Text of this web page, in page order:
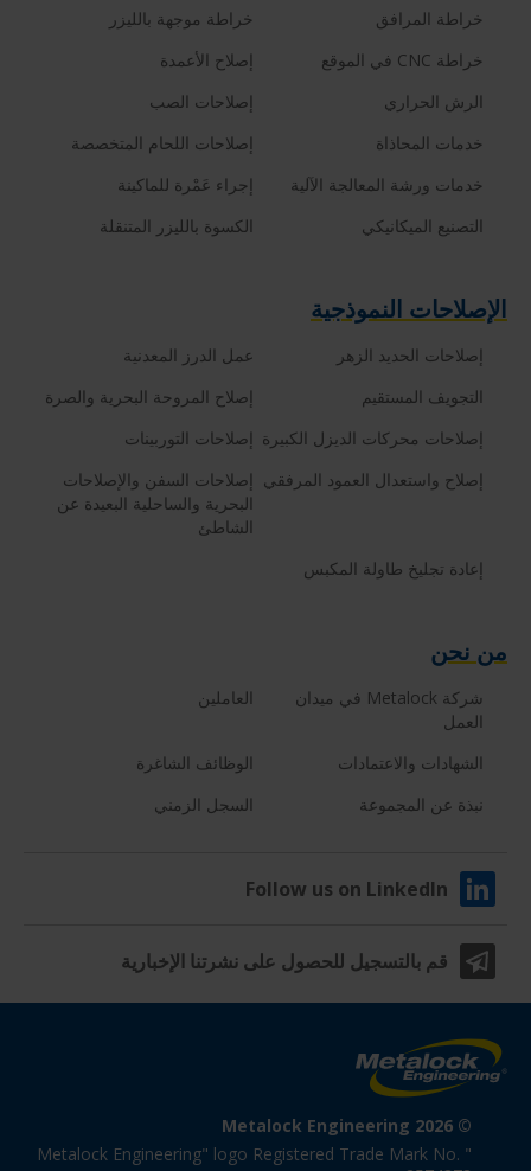
خراطة المرافق
خراطة موجهة بالليزر
خراطة CNC في الموقع
إصلاح الأعمدة
الرش الحراري
إصلاحات الصب
خدمات المحاذاة
إصلاحات اللحام المتخصصة
خدمات ورشة المعالجة الآلية
إجراء عَمْرة للماكينة
التصنيع الميكانيكي
الكسوة بالليزر المتنقلة
الإصلاحات النموذجية
إصلاحات الحديد الزهر
عمل الدرز المعدنية
التجويف المستقيم
إصلاح المروحة البحرية والصرة
إصلاحات محركات الديزل الكبيرة إصلاحات التوربينات
إصلاح واستعدال العمود المرفقي إصلاحات السفن والإصلاحات
البحرية والساحلية البعيدة عن
الشاطئ
إعادة تجليخ طاولة المكبس
من نحن
شركة Metalock في ميدان
العمل
العاملين
الشهادات والاعتمادات
الوظائف الشاغرة
نبذة عن المجموعة
السجل الزمني
Follow us on LinkedIn
قم بالتسجيل للحصول على نشرتنا الإخبارية
© Metalock Engineering 2026
"Metalock Engineering" logo Registered Trade Mark No.